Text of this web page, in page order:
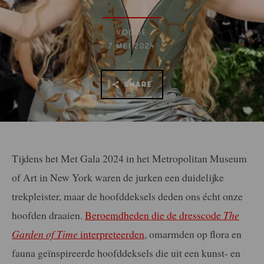
VOGUE
7 MEI 2024
SHARE
Tijdens het Met Gala 2024 in het Metropolitan Museum
of Art in New York waren de jurken een duidelijke
trekpleister, maar de hoofddeksels deden ons écht onze
hoofden draaien. Beroemdheden die de dresscode The
Garden of Time interpreteerden, omarmden op flora en
fauna geïnspireerde hoofddeksels die uit een kunst- en